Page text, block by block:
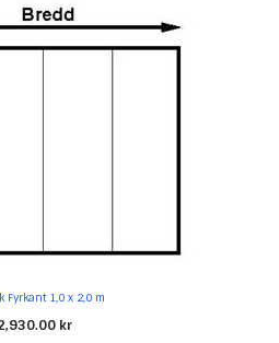
Fyrkant 1,0 x 2,0 m
kr